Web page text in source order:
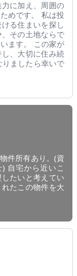
に加え、周囲の
めです。 私は投
る住まいを探し
その土地ならで
ます。 この家が
、大切に住み続
ましたら幸いで
件所有あり。(資
自宅から近いこ
たいと考えてい
たこの物件を大